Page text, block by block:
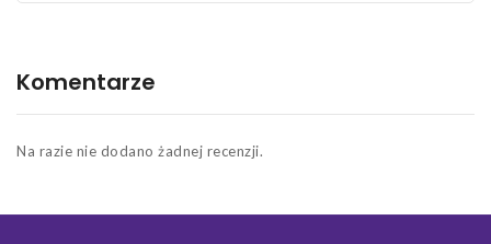
Komentarze
Na razie nie dodano żadnej recenzji.